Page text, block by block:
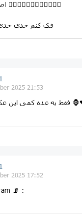
اصن محل نمیدم بهش 🤦🏻‍♂️🤦🏻‍♂️🤦🏻‍♂️🤦🏻‍♂️
فک کنم جدی
2025 21:53
عکس رو متوجه میشن 🦍💔
2025 17:52
📡 :